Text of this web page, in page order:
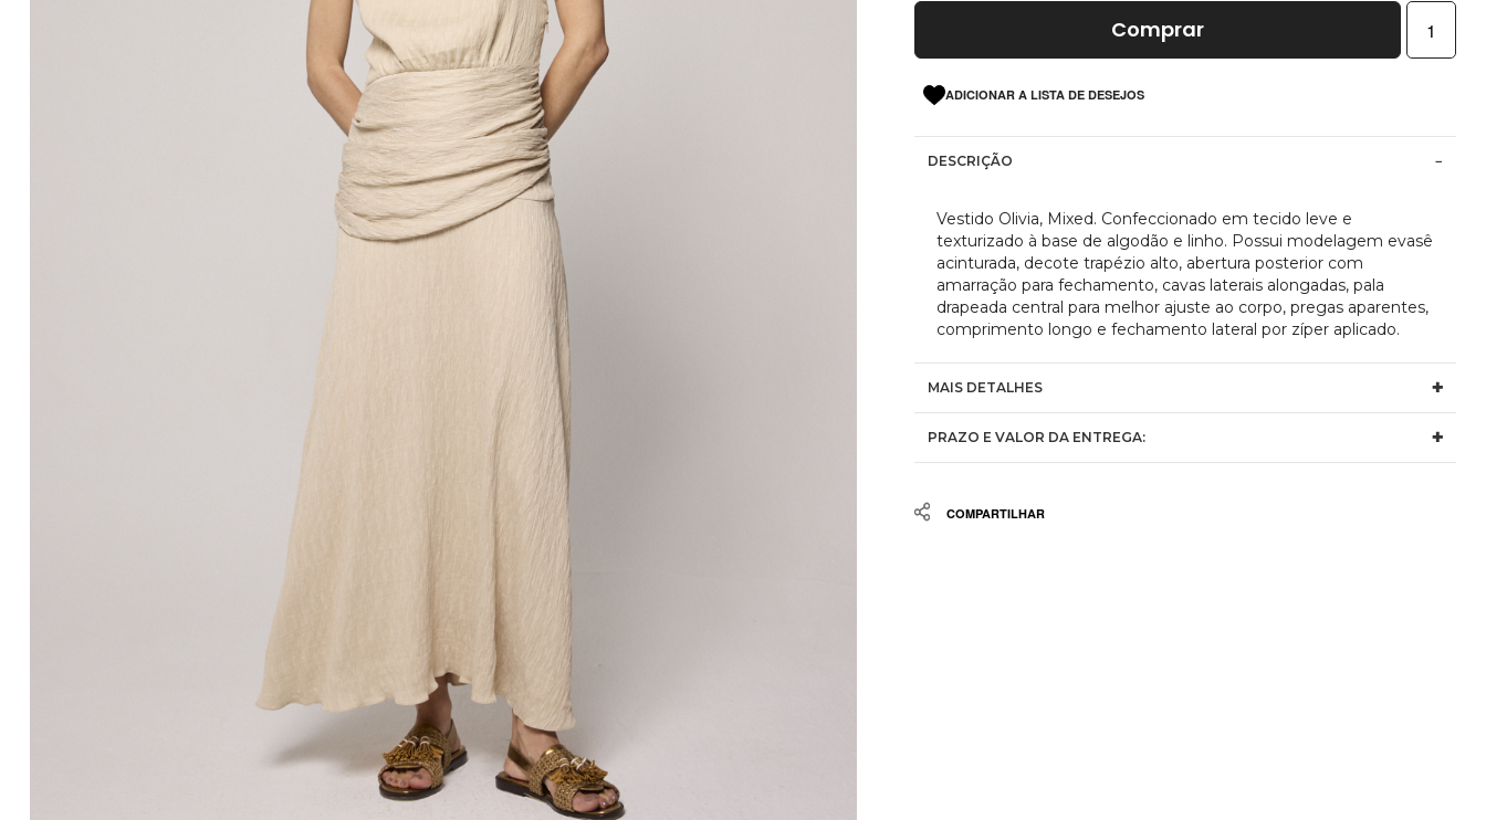
Comprar
ADICIONAR A LISTA DE DESEJOS
DESCRIÇÃO
Vestido Olivia, Mixed. Confeccionado em tecido leve e
texturizado à base de algodão e linho. Possui modelagem evasê
acinturada, decote trapézio alto, abertura posterior com
amarração para fechamento, cavas laterais alongadas, pala
drapeada central para melhor ajuste ao corpo, pregas aparentes,
comprimento longo e fechamento lateral por zíper aplicado.
MAIS DETALHES
PRAZO E VALOR DA ENTREGA:
Share